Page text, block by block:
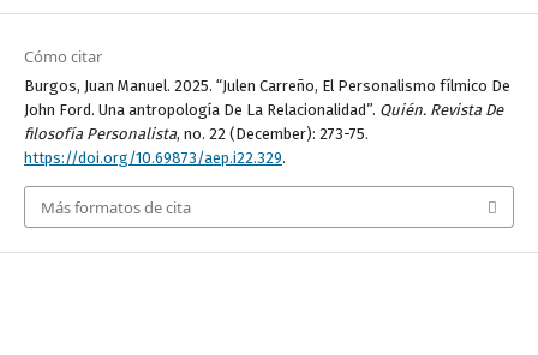
Cómo citar
Burgos, Juan Manuel. 2025. “Julen Carreño, El Personalismo fílmico De
John Ford. Una antropología De La Relacionalidad”. Quién. Revista De
filosofía Personalista, no. 22 (December): 273-75.
https://doi.org/10.69873/aep.i22.329.
Más formatos de cita